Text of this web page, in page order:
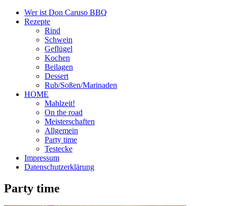
Wer ist Don Caruso BBQ
Rezepte
Rind
Schwein
Geflügel
Kochen
Beilagen
Dessert
Rub/Soßen/Marinaden
HOME
Mahlzeit!
On the road
Meisterschaften
Allgemein
Party time
Testecke
Impressum
Datenschutzerklärung
Party time